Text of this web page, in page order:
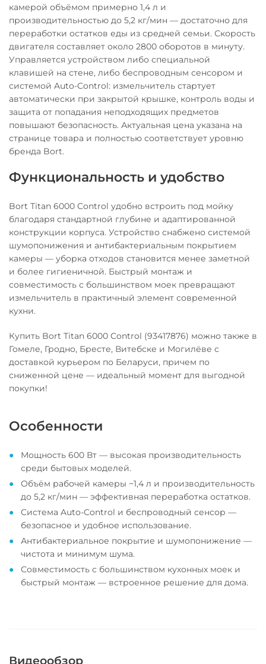
камерой объёмом примерно 1,4 л и
производительностью до 5,2 кг/мин — достаточно для
переработки остатков еды из средней семьи. Скорость
двигателя составляет около 2800 оборотов в минуту.
Управляется устройством либо специальной
клавишей на стене, либо беспроводным сенсором и
системой Auto-Control: измельчитель стартует
автоматически при закрытой крышке, контроль воды и
защита от попадания неподходящих предметов
повышают безопасность. Актуальная цена указана на
странице товара и полностью соответствует уровню
бренда Bort.
Функциональность и удобство
Bort Titan 6000 Control удобно встроить под мойку
благодаря стандартной глубине и адаптированной
конструкции корпуса. Устройство снабжено системой
шумопонижения и антибактериальным покрытием
камеры — уборка отходов становится менее заметной
и более гигиеничной. Быстрый монтаж и
совместимость с большинством моек превращают
измельчитель в практичный элемент современной
кухни.
Купить Bort Titan 6000 Control (93417876) можно также в
Гомеле, Гродно, Бресте, Витебске и Могилёве с
доставкой курьером по Беларуси, причем по
сниженной цене — идеальный момент для выгодной
покупки!
Особенности
Мощность 600 Вт — высокая производительность
среди бытовых моделей.
Объём рабочей камеры ~1,4 л и производительность
до 5,2 кг/мин — эффективная переработка остатков.
Система Auto-Control и беспроводный сенсор —
безопасное и удобное использование.
Антибактериальное покрытие и шумопонижение —
чистота и минимум шума.
Совместимость с большинством кухонных моек и
быстрый монтаж — встроенное решение для дома.
Видеообзор